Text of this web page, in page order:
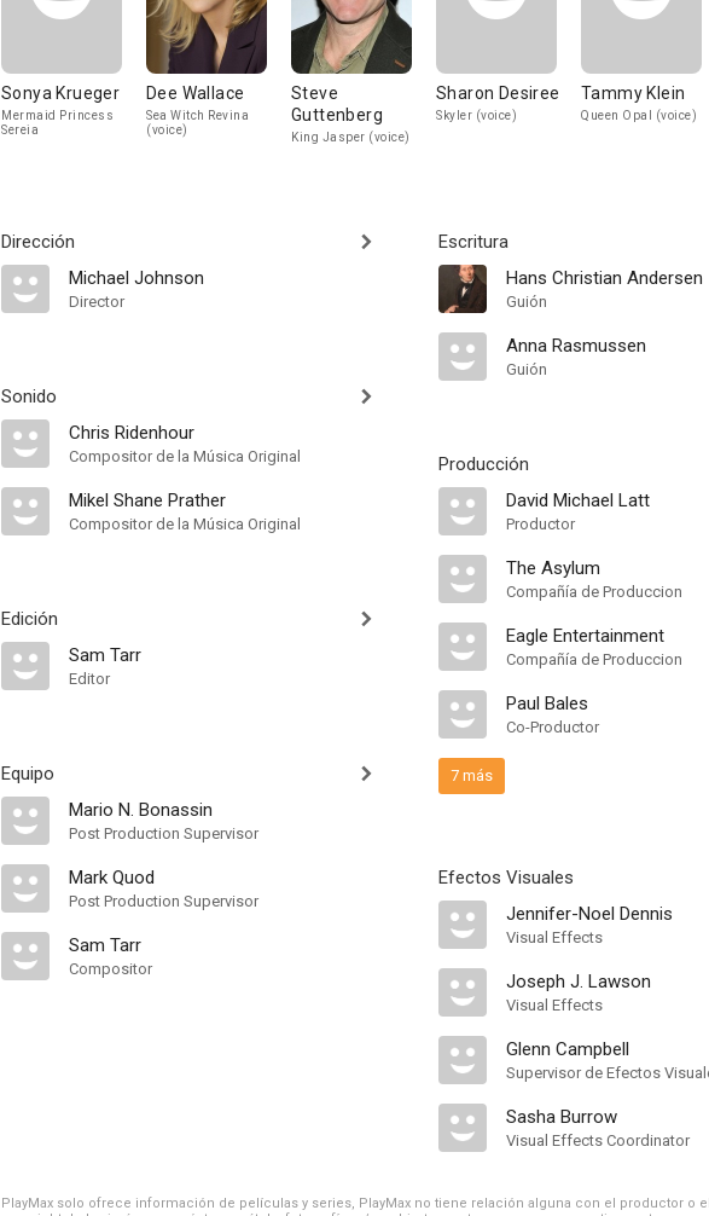
Sonya Krueger
Mermaid Princess
Sereia
Dee Wallace
Sea Witch Revina
(voice)
Steve
Guttenberg
King Jasper (voice)
Sharon Desiree
Skyler (voice)
Tammy Klein
Queen Opal (voice)
Dirección
Michael Johnson
Director
Sonido
Chris Ridenhour
Compositor de la Música Original
Mikel Shane Prather
Compositor de la Música Original
Edición
Sam Tarr
Editor
Equipo
Mario N. Bonassin
Post Production Supervisor
Mark Quod
Post Production Supervisor
Sam Tarr
Compositor
Escritura
Hans Christian Andersen
Guión
Anna Rasmussen
Guión
Producción
David Michael Latt
Productor
The Asylum
Compañía de Produccion
Eagle Entertainment
Compañía de Produccion
Paul Bales
Co-Productor
7 más
Efectos Visuales
Jennifer-Noel Dennis
Visual Effects
Joseph J. Lawson
Visual Effects
Glenn Campbell
Supervisor de Efectos
Sasha Burrow
Visual Effects Coordinator
PlayMax solo ofrece información de películas y series, PlayMax no tiene relación alguna con el productor o